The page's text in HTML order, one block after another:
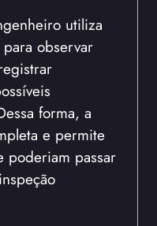
utiliza
observar
forma, a
e permite
poderiam passar